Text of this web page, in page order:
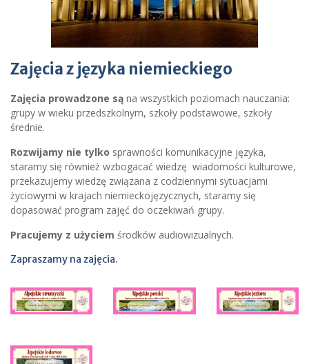
Zajęcia z języka niemieckiego
Zajęcia prowadzone są na wszystkich poziomach nauczania:
grupy w wieku przedszkolnym, szkoły podstawowe, szkoły
średnie.
Rozwijamy nie tylko sprawności komunikacyjne języka,
staramy się również wzbogacać wiedzę wiadomości kulturowe,
przekazujemy wiedzę związana z codziennymi sytuacjami
życiowymi w krajach niemieckojęzycznych, staramy się
dopasować program zajęć do oczekiwań grupy.
Pracujemy z użyciem środków audiowizualnych.
Zapraszamy na zajęcia.